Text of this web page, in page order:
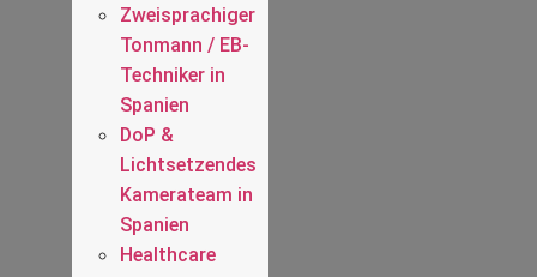
Zweisprachiger
Tonmann / EB-
Techniker in
Spanien
DoP &
Lichtsetzendes
Kamerateam in
Spanien
Healthcare